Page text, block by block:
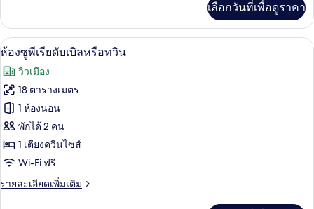
ทวิน
เกี่ยว
กับ
ห้อง
กดับเบิล
หรือ
ทวิ
น
เลือกวันที่เพื่อดูราคา
เปิด
ภาพถ่าย
ทั้งหมด
ของ
ห้อง
ซู
พี
เรียดั
ห้องซูพีเรียดับเบิลหรือทวิน | เครื่องน
8
ห้องซูพีเรียดับเบิลหรือทวิน
วิวเมือง
18 ตารางเมตร
1 ห้องนอน
พักได้ 2 คน
1 เตียงควีนไซส์
Wi-Fi ฟรี
รายละเอียดเพิ่มเติม
ราย